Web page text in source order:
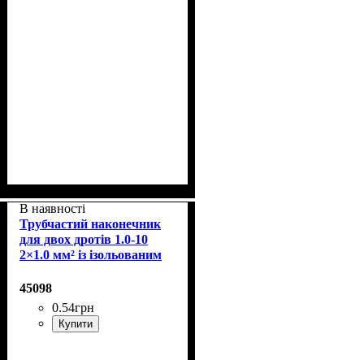
В наявності
Трубчастий наконечник
для двох дротів 1.0-10
2×1.0 мм² із ізольованим
45098
0.54грн
Купити